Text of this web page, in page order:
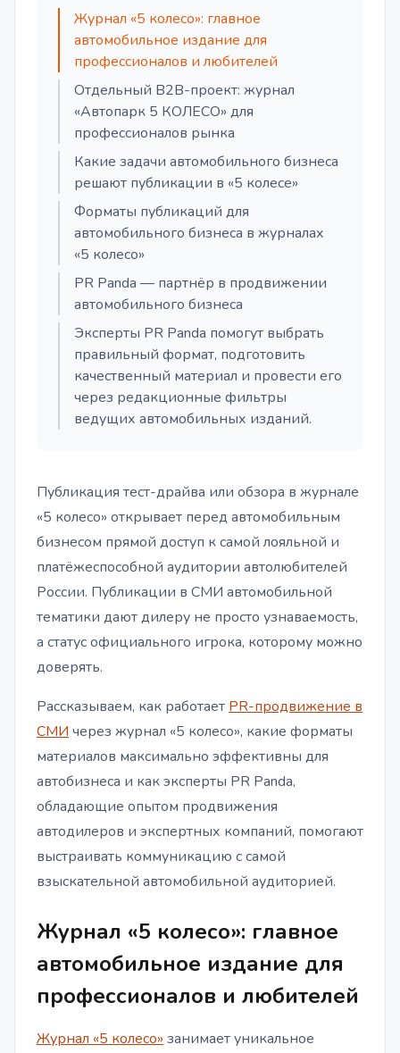
Журнал «5 колесо»: главное
автомобильное издание для
профессионалов и любителей
Отдельный B2B-проект: журнал
«Автопарк 5 КОЛЕСО» для
профессионалов рынка
Какие задачи автомобильного бизнеса
решают публикации в «5 колесе»
Форматы публикаций для
автомобильного бизнеса в журналах
«5 колесо»
PR Panda — партнёр в продвижении
автомобильного бизнеса
Эксперты PR Panda помогут выбрать
правильный формат, подготовить
качественный материал и провести его
через редакционные фильтры
ведущих автомобильных изданий.
Публикация тест-драйва или обзора в журнале
«5 колесо» открывает перед автомобильным
бизнесом прямой доступ к самой лояльной и
платёжеспособной аудитории автолюбителей
России. Публикации в СМИ автомобильной
тематики дают дилеру не просто узнаваемость,
а статус официального игрока, которому можно
доверять.
Рассказываем, как работает PR-продвижение в
СМИ через журнал «5 колесо», какие форматы
материалов максимально эффективны для
автобизнеса и как эксперты PR Panda,
обладающие опытом продвижения
автодилеров и экспертных компаний, помогают
выстраивать коммуникацию с самой
взыскательной автомобильной аудиторией.
Журнал «5 колесо»: главное
автомобильное издание для
профессионалов и любителей
Журнал «5 колесо» занимает уникальное